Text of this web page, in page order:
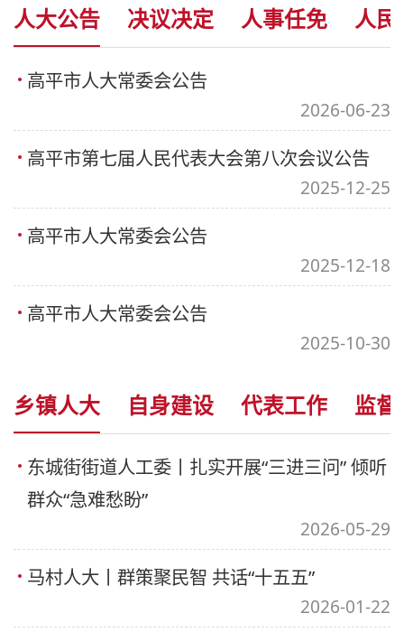
人大公告 决议决定 人事任免 人民
高平市人大常委会公告
2026-06-23
高平市第七届人民代表大会第八次会议公告
2025-12-25
高平市人大常委会公告
2025-12-18
高平市人大常委会公告
2025-10-30
乡镇人大 自身建设 代表工作 监
东城街街道人工委丨扎实开展“三进三问” 倾听
群众“急难愁盼”
2026-05-29
马村人大丨群策聚民智 共话“十五五”
2026-01-22